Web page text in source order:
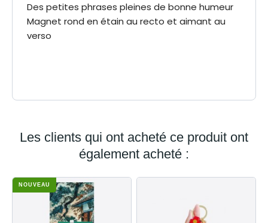
Des petites phrases pleines de bonne humeur
Magnet rond en étain au recto et aimant au
verso
Les clients qui ont acheté ce produit ont
également acheté :
NOUVEAU